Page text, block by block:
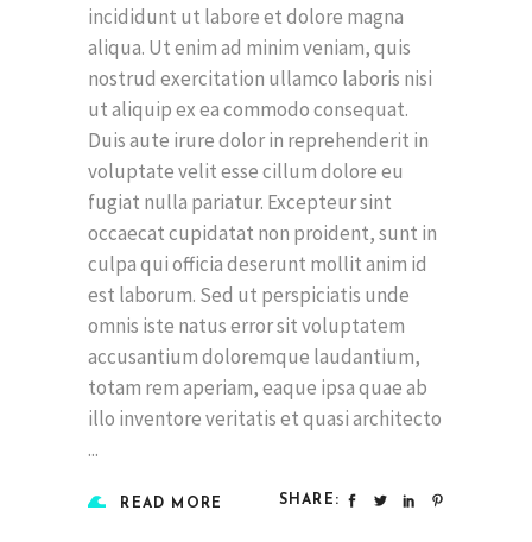
incididunt ut labore et dolore magna
aliqua. Ut enim ad minim veniam, quis
nostrud exercitation ullamco laboris nisi
ut aliquip ex ea commodo consequat.
Duis aute irure dolor in reprehenderit in
voluptate velit esse cillum dolore eu
fugiat nulla pariatur. Excepteur sint
occaecat cupidatat non proident, sunt in
culpa qui officia deserunt mollit anim id
est laborum. Sed ut perspiciatis unde
omnis iste natus error sit voluptatem
accusantium doloremque laudantium,
totam rem aperiam, eaque ipsa quae ab
illo inventore veritatis et quasi architecto
READ MORE SHARE: